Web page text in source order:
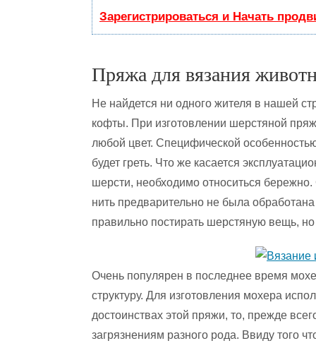
Зарегистрироваться и Начать
Пряжа для вязания
Не найдется ни одного жителя в нашей
кофты. При изготовлении шерстяной
любой цвет. Специфической
будет греть. Что же касается
шерсти, необходимо относиться
нить предварительно не была
правильно постирать шерстяную вещь,
Очень популярен в последнее время
структуру. Для изготовления мохера
достоинствах этой пряжи, то, прежде
загрязнениям разного рода. Ввиду того